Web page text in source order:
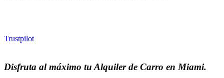
Trustpilot
Disfruta al máximo tu Alquiler de Carro en Miami.